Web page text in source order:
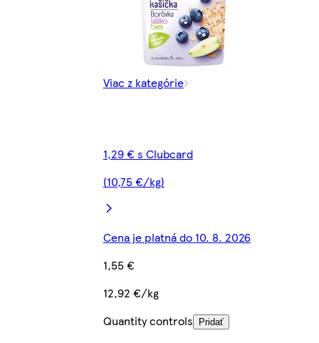
Viac z kategórie
1,29 € s Clubcard
(10,75 €/kg)
Cena je platná do 10. 8. 2026
1,55 €
12,92 €/kg
Quantity controls
Pridať